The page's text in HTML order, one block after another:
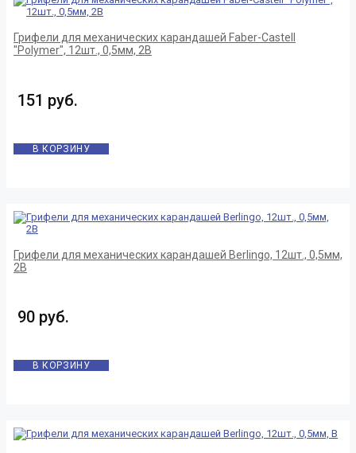
Грифели для механических карандашей Faber-Castell
"Polymer", 12шт., 0,5мм, 2B
151 руб.
В КОРЗИНУ
Грифели для механических карандашей Berlingo, 12шт., 0,5мм,
2B
90 руб.
В КОРЗИНУ